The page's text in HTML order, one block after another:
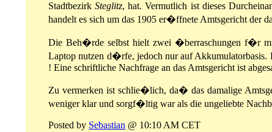
StadtbezirkSteglitz, hat. Vermutlich ist dieses
handelt es sich um das 1905 er�ffnete Amtsgericht der
Die Beh�rde selbst hielt zwei �berraschungen f�r
Laptop nutzen d�rfe, jedoch nur auf Akkumulatorbasis.
! Eine schriftliche Nachfrage an das Amtsgericht ist
Zu vermerken ist schlie�lich, da� das damalige
weniger klar und sorgf�ltig war als die ungeliebte
Posted by Sebastian @ 10:10 AM CET